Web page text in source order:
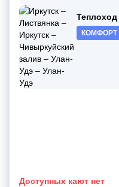
КОМФОРТ
Доступных кают нет